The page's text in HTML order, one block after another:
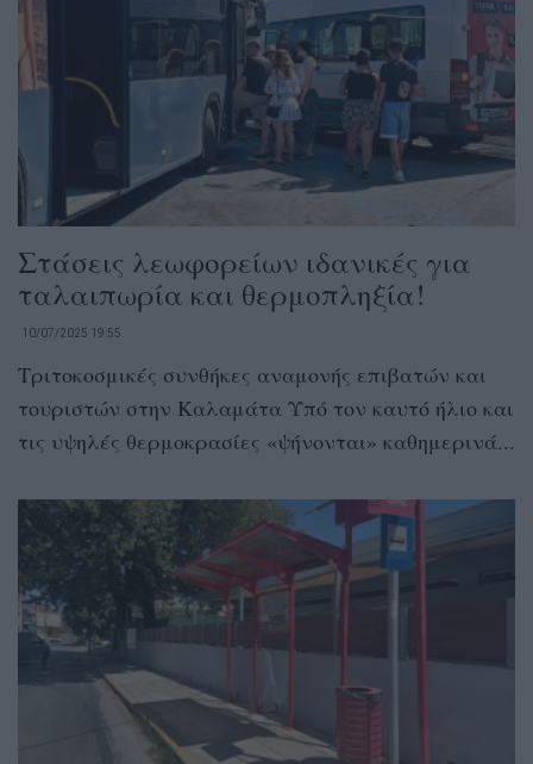
Στάσεις λεωφορείων ιδανικές για
ταλαιπωρία και θερμοπληξία!
10/07/2025 19:55
Τριτοκοσμικές συνθήκες αναμονής επιβατών και
τουριστών στην Καλαμάτα Υπό τον καυτό ήλιο και
τις υψηλές θερμοκρασίες «ψήνονται» καθημερινά...